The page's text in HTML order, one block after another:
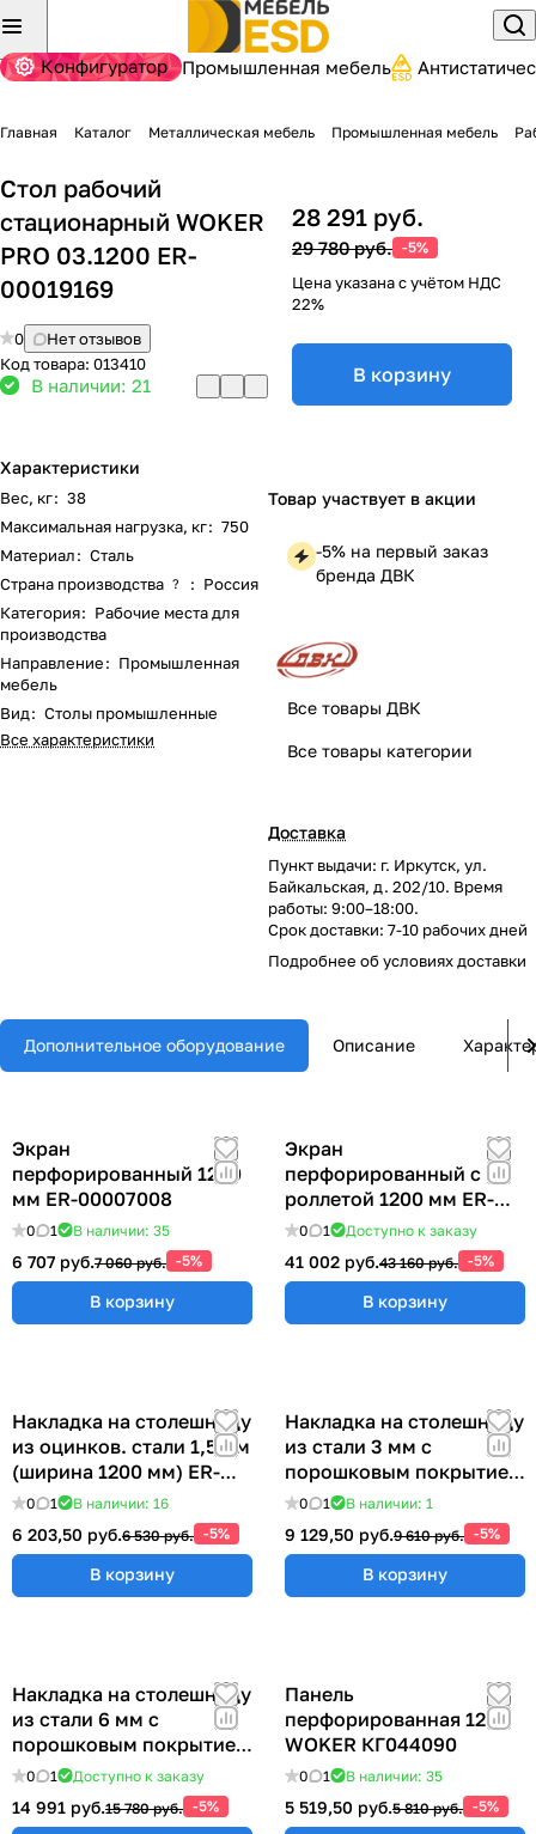
Конфигуратор Промышленная мебель
Главная Каталог Металлическая мебель Промышленная мебель
Стол рабочий
стационарный WOKER
PRO 03.1200 ER-
00019169
0
Нет отзывов
Код товара: 013410
В наличии: 21
Характеристики
Вес, кг: 38
Максимальная нагрузка, кг: 750
Материал: Сталь
Страна производства ? : Россия
Категория: Рабочие места для
производства
Направление: Промышленная
мебель
Вид: Столы промышленные
Все характеристики
28 291 руб.
29 780 руб. -5%
Цена указана с учётом НДС
22%
В корзину
Товар участвует в акции
-5% на первый заказ
бренда ДВК
Все товары ДВК
Все товары категории
Доставка
Пункт выдачи: г. Иркутск, ул.
Байкальская, д. 202/10. Время
работы: 9:00–18:00.
Срок доставки: 7-10 рабочих дней
Подробнее обусловиях доставки
Дополнительное оборудование Описание
Экран
перфорированный 1200
мм ER-00007008
0 1 В наличии: 35
6 707 руб.7 060 руб. -5%
В корзину
Экран
перфорированный с
роллетой 1200 мм ER-
00022417
0 1 Доступно к заказу
41 002 руб.43 160 руб. -5%
В корзину
Накладка на столешницу
из оцинков. стали 1,5 мм
(ширина 1200 мм) ER-
00018999
0 1 В наличии: 16
6 203,50 руб.6 530 руб. -5%
В корзину
Накладка на столешницу
из стали 3 мм с
порошковым покрытием
(ширина 1200 мм)
0 1 В наличии: 1
9 129,50 руб.9 610 руб. -5%
В корзину
Накладка на столешницу
из стали 6 мм с
порошковым покрытием
(ширина 1200 мм)
0 1 Доступно к заказу
14 991 руб.15 780 руб. -5%
Панель
перфорированная 1200
WOKER КГ044090
0 1 В наличии: 35
5 519,50 руб.5 810 руб. -5%